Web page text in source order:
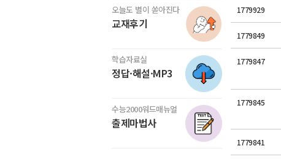
오늘도 별이 쏟아진다
교재후기
학습자료실
정답·해설·MP3
수능2000워드매뉴얼
출제마법사
1779929
1779849
1779847
1779845
1779841